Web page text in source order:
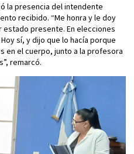
la presencia del intendente
recibido. “Me honra y le doy
presente. En elecciones
sí, y dijo que lo hacía porque
en el cuerpo, junto a la profesora
remarcó.